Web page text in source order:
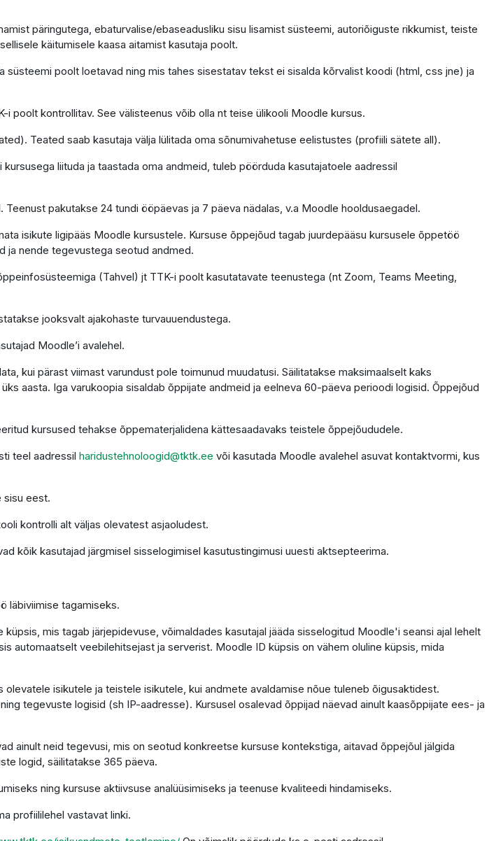
päringutega, ebaturvalise/ebaseadusliku sisu lisamist süsteemi, autoriõiguste rikkumist, teiste
käitumisele kaasa aitamist kasutaja poolt.
poolt loetavad ning mis tahes sisestatav tekst ei sisalda kõrvalist koodi (html, css jne) ja
poolt kontrollitav. See välisteenus võib olla nt teise ülikooli Moodle kursus.
Teated saab kasutaja välja lülitada oma sõnumivahetuse eelistustes (profiili sätete all).
liituda ja taastada oma andmeid, tuleb pöörduda kasutajatoele aadressil
pakutakse 24 tundi ööpäevas ja 7 päeva nädalas, v.a Moodle hooldusaegadel.
isikute ligipääs Moodle kursustele. Kursuse õppejõud tagab juurdepääsu kursusele õppetöö
ja nende tegevustega seotud andmed.
(Tahvel) jt TTK-i poolt kasutatavate teenustega (nt Zoom, Teams Meeting,
jooksvalt ajakohaste turvauuendustega.
Moodle’i avalehel.
kui pärast viimast varundust pole toimunud muudatusi. Säilitatakse maksimaalselt kaks
aasta. Iga varukoopia sisaldab õppijate andmeid ja eelneva 60-päeva perioodi logisid. Õppejõud
kursused tehakse õppematerjalidena kättesaadavaks teistele õppejõududele.
teel aadressil haridustehnoloogid@tktk.ee või kasutada Moodle avalehel asuvat kontaktvormi, kus
sisu eest.
kontrolli alt väljas olevatest asjaoludest.
kõik kasutajad järgmisel sisselogimisel kasutustingimusi uuesti aktsepteerima.
läbiviimise tagamiseks.
mis tagab järjepidevuse, võimaldades kasutajal jääda sisselogitud Moodle'i seansi ajal lehelt
automaatselt veebilehitsejast ja serverist. Moodle ID küpsis on vähem oluline küpsis, mida
isikutele ja teistele isikutele, kui andmete avaldamise nõue tuleneb õigusaktidest.
tegevuste logisid (sh IP-aadresse). Kursusel osalevad õppijad näevad ainult kaasõppijate ees- ja
ainult neid tegevusi, mis on seotud konkreetse kursuse kontekstiga, aitavad õppejõul jälgida
logid, säilitatakse 365 päeva.
ning kursuse aktiivsuse analüüsimiseks ja teenuse kvaliteedi hindamiseks.
profiililehel vastavat linki.